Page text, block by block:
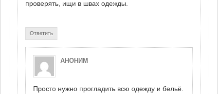
проверять, ищи в швах одежды.
Ответить
АНОНИМ
Просто нужно прогладить всю одежду и бельё.